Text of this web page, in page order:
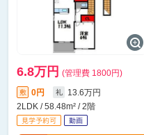
6.8万円 (管理費 1800円)
敷 0円 礼
13.6万円
2LDK / 58.48m² / 2階